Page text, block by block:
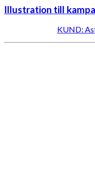
Illustration till
KUND: